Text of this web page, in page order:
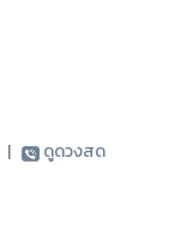
| ดูดวงสด